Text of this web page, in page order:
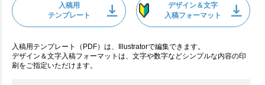
入稿用
テンプレート
デザイン＆文字
入稿フォーマット
入稿用テンプレート（PDF）は、Illustratorで編集できます。
デザイン＆文字入稿フォーマットは、文字や数字などシンプルな内容の印
刷をご指定いただけます。